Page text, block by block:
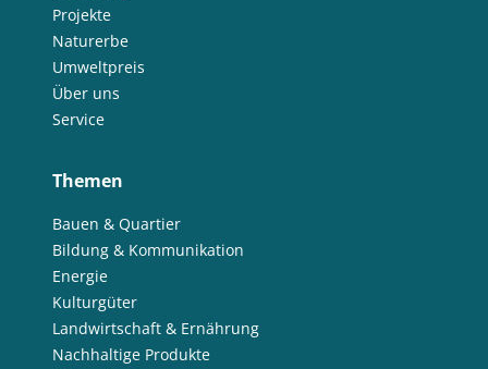
Projekte
Naturerbe
Umweltpreis
Über uns
Service
Themen
Bauen & Quartier
Bildung & Kommunikation
Energie
Kulturgüter
Landwirtschaft & Ernährung
Nachhaltige Produkte